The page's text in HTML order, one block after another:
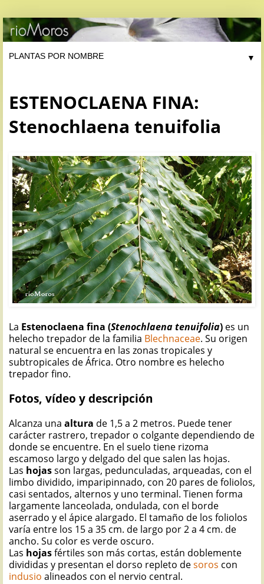
▼
ESTENOCLAENA FINA:
Stenochlaena tenuifolia
La Estenoclaena fina (Stenochlaena tenuifolia) es un
helecho trepador de la familia Blechnaceae. Su origen
natural se encuentra en las zonas tropicales y
subtropicales de África. Otro nombre es helecho
trepador fino.
Fotos, vídeo y descripción
Alcanza una altura de 1,5 a 2 metros. Puede tener
carácter rastrero, trepador o colgante dependiendo de
donde se encuentre. En el suelo tiene rizoma
escamoso largo y delgado del que salen las hojas.
Las hojasson largas, pedunculadas, arqueadas, con el
limbo dividido, imparipinnado, con 20 pares de foliolos,
casi sentados, alternos y uno terminal. Tienen forma
largamente lanceolada, ondulada, con el borde
aserrado y el ápice alargado. El tamaño de los foliolos
varía entre los 15 a 35 cm. de largo por 2 a 4 cm. de
ancho. Su color es verde oscuro.
Las hojasfértiles son más cortas, están doblemente
divididas y presentan el dorso repleto desoros con
indusio alineados con el nervio central.